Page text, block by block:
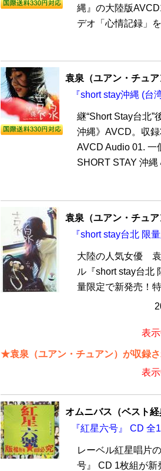
縄』の大陸版
デオ「心情記録」
袁泉（ユアン・チュア
『short stay沖縄 (台
継“Short Stay台北
沖縄》AVCD。収
AVCD Audio 01. 一
SHORT STAY 沖縄
袁泉（ユアン・チュア
『short stay台北 限
大陸の人気女優 袁
ル『short stay台北
量限定で新発売！
表
★袁泉（ユアン・チュアン）が収録
表
オムニバス（ベスト経
『紅星六号』 CD 全
レーベル紅星唱片
号』 CD 1枚組が新